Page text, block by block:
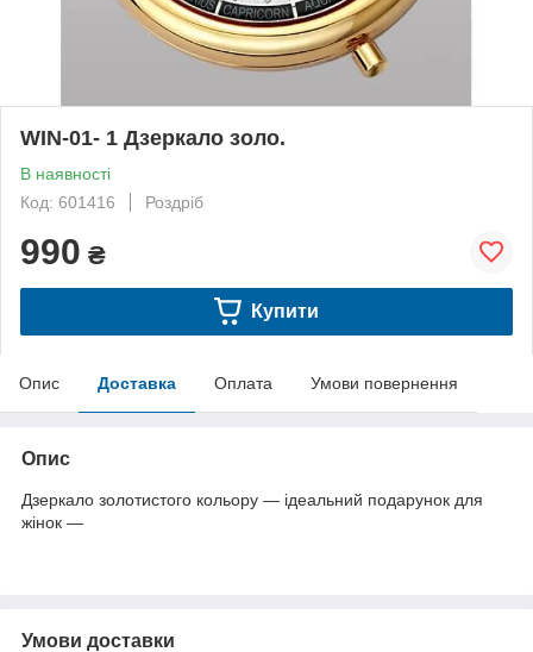
WIN-01- 1 Дзеркало золо.
В наявності
Код: 601416
Роздріб
990 ₴
Купити
Опис Доставка Оплата Умови повернення
Опис
Дзеркало золотистого кольору — ідеальний подарунок для
жінок —
Умови доставки